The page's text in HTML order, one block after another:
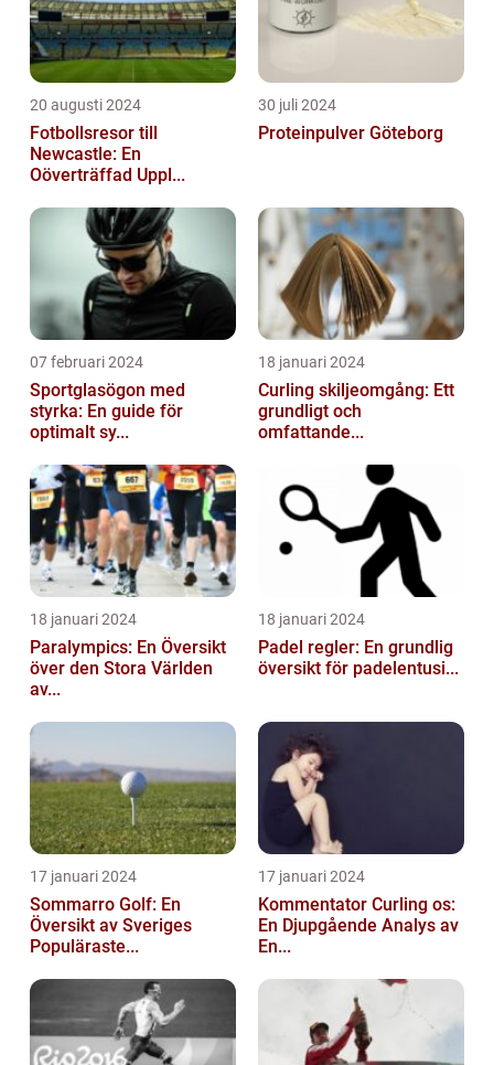
20 augusti 2024
Fotbollsresor till
Newcastle: En
Oöverträffad Uppl...
30 juli 2024
Proteinpulver Göteborg
07 februari 2024
Sportglasögon med
styrka: En guide för
optimalt sy...
18 januari 2024
Curling skiljeomgång: Ett
grundligt och
omfattande...
18 januari 2024
Paralympics: En Översikt
över den Stora Världen
av...
18 januari 2024
Padel regler: En grundlig
översikt för padelentusi...
17 januari 2024
Sommarro Golf: En
Översikt av Sveriges
Populäraste...
17 januari 2024
Kommentator Curling os:
En Djupgående Analys av
En...